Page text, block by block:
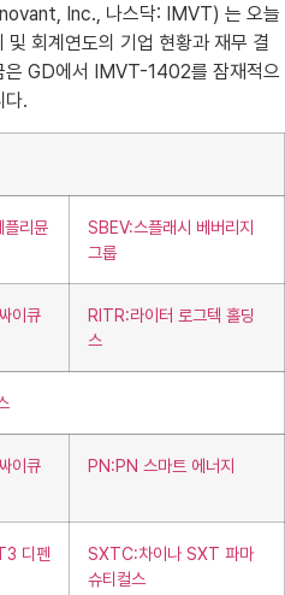
Inc., 나스닥: IMVT) 는 오늘
회계연도의 기업 현황과 재무 결
은 GD에서 IMVT-1402를 잠재적으
다.
리뮨
SBEV:스플래시 베버리지
그룹
이큐
RITR:라이터 로그텍 홀딩
스
이큐
PN:PN 스마트 에너지
디펜
SXTC:차이나 SXT 파마
슈티컬스